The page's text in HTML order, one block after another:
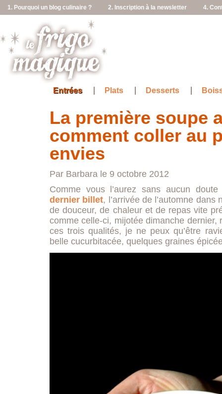
1. Pourquoi un blog culinaire ? 2. Inscription à la newsletter 4.
Entrées Plats Desserts
La première soupe
comment coller au
envies
Par Barbara le 9 octobre 2012
Comme vous l’aurez sans aucun
dernier billet, l’arrivée de l’automne
de douceur, de chaleur et de repas vite
comme celle-ci, mijotée dimanche
ces trois qualités, je ne peux qu’être
belle cucurbitacée, quelques graines